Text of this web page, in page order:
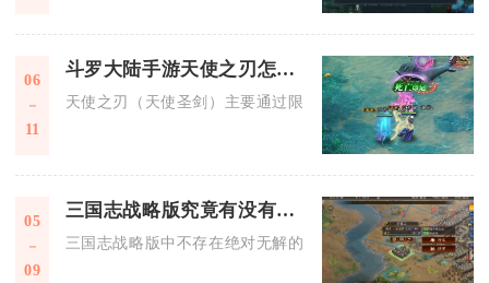
06
11
斗罗大陆手游天使之刃怎么获得
天使之刃（天使圣剑）主要通过限时活动、神器副本碎片合
05
09
三国志战略版究竟有没有哪些无解的攻略
三国志战略版中不存在绝对无解的攻略，但存在针对主流阵